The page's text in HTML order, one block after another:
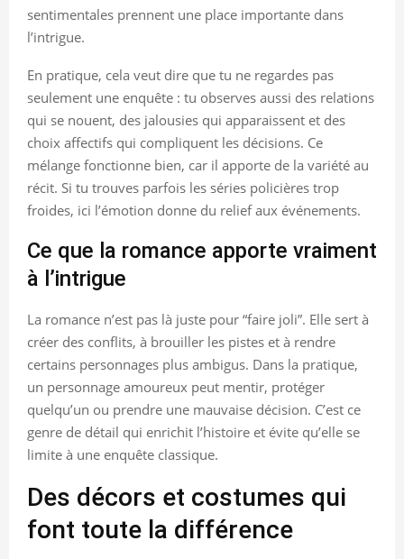
sentimentales prennent une place importante dans
l’intrigue.
En pratique, cela veut dire que tu ne regardes pas
seulement une enquête : tu observes aussi des relations
qui se nouent, des jalousies qui apparaissent et des
choix affectifs qui compliquent les décisions. Ce
mélange fonctionne bien, car il apporte de la variété au
récit. Si tu trouves parfois les séries policières trop
froides, ici l’émotion donne du relief aux événements.
Ce que la romance apporte vraiment
à l’intrigue
La romance n’est pas là juste pour “faire joli”. Elle sert à
créer des conflits, à brouiller les pistes et à rendre
certains personnages plus ambigus. Dans la pratique,
un personnage amoureux peut mentir, protéger
quelqu’un ou prendre une mauvaise décision. C’est ce
genre de détail qui enrichit l’histoire et évite qu’elle se
limite à une enquête classique.
Des décors et costumes qui
font toute la différence